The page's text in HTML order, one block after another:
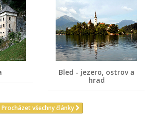
Bled - jezero, ostrov a
hrad
Procházet všechny články